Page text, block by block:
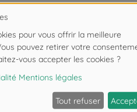
ensemble